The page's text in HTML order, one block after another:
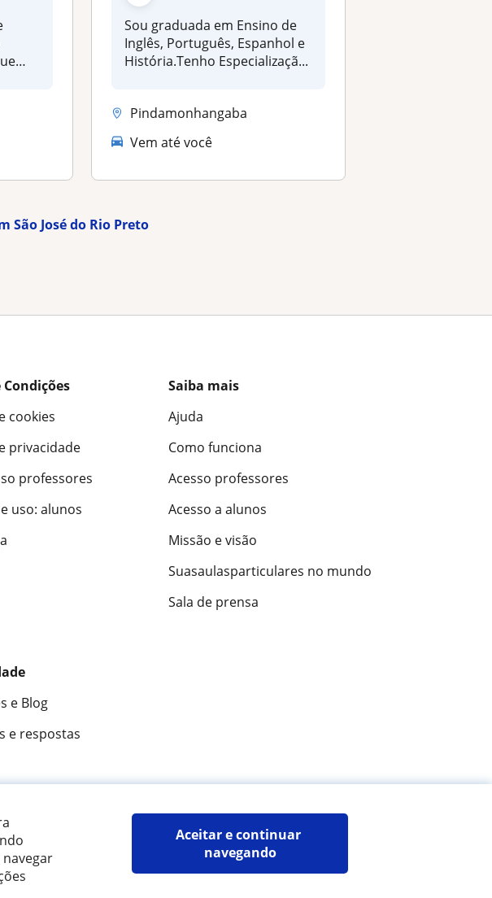
Aceitar e continuar
navegando
Sou graduada em Ensino de
Inglês, Português, Espanhol e
História.Tenho Especializaçã...
Pindamonhangaba
Vem até você
São José do Rio Preto
Condições
cookies
privacidade
professores
uso: alunos
Saiba mais
Ajuda
Como funciona
Acesso professores
Acesso a alunos
Missão e visão
Suasaulasparticulares no mundo
Sala de prensa
e Blog
e respostas
opiniões de alunos
Mapa do site:Professores particulares